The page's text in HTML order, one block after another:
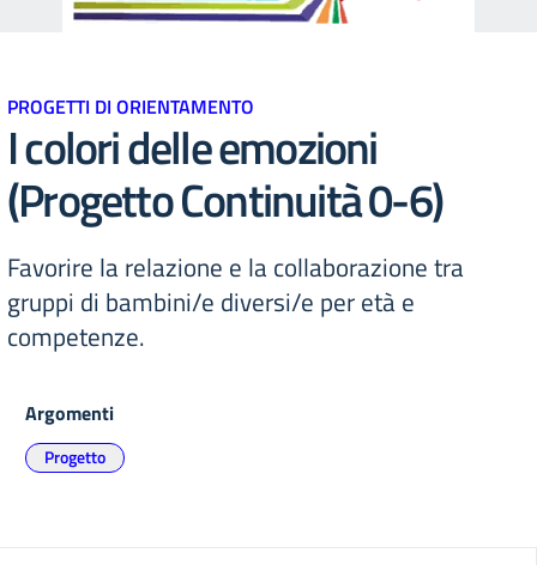
PROGETTI DI ORIENTAMENTO
I colori delle emozioni
(Progetto Continuità 0-6)
Favorire la relazione e la collaborazione tra
gruppi di bambini/e diversi/e per età e
competenze.
Argomenti
Progetto